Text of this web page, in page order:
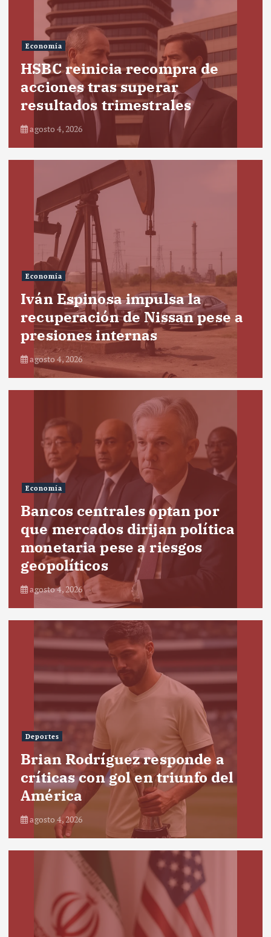
Economía
HSBC reinicia recompra de
acciones tras superar
resultados trimestrales
agosto 4, 2026
Economía
Iván Espinosa impulsa la
recuperación de Nissan pese a
presiones internas
agosto 4, 2026
Economía
Bancos centrales optan por
que mercados dirijan política
monetaria pese a riesgos
geopolíticos
agosto 4, 2026
Deportes
Brian Rodríguez responde a
críticas con gol en triunfo del
América
agosto 4, 2026